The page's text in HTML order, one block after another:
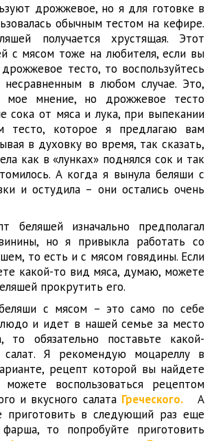
дрожжевое, но я для готовке в
обычным тестом на кефире.
получается хрустящая. Этот
с мясом тоже на любителя, если вы
тесто, то воспользуйтесь
в любом случае. Это,
мое мнение, но дрожжевое тесто
сока от мяса и лука, при выпекании
тесто, которое я предлагаю вам
в духовку во время, так сказать,
как в «лунках» поднялся сок и так
А когда я вынула беляши с
и остудила – они остались очень
беляшей изначально предполагал
но я привыкла работать со
то есть и с мясом говядины. Если
какой-то вид мяса, думаю, можете
прокрутить его.
с мясом – это само по себе
и идет в нашей семье за место
то обязательно поставьте какой-
салат. Я рекомендую моцареллу в
рецепт которой вы найдете
воспользоваться рецептом
и вкусного салата Греческого.А
приготовить в следующий раз еще
то попробуйте приготовить